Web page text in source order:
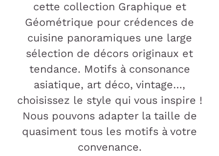
cette collection Graphique et
Géométrique pour crédences de
cuisine panoramiques une large
sélection de décors originaux et
tendance. Motifs à consonance
asiatique, art déco, vintage…,
choisissez le style qui vous inspire !
Nous pouvons adapter la taille de
quasiment tous les motifs à votre
convenance.